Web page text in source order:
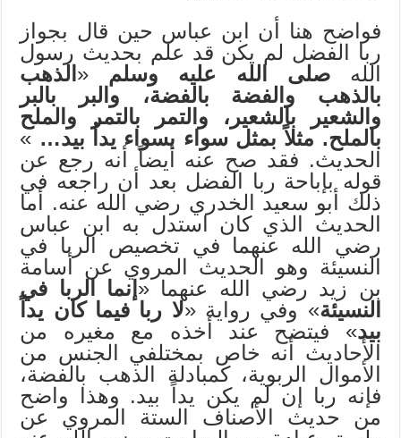
فواضح هنا أن ابن عباس حين قال بجواز
ربا الفضل لم يكن قد علم بحديث رسول
اللهصلى الله عليه وسلم « الذهب
بالذهب والفضة بالفضة، والبر بالبر
والشعير بالشعير، والتمر بالتمر والملح
بالملح. مثلاً بمثل سواء بسواء يداُ بيد… »
الحديث. فقد صح عنه أيضاً أنه رجع عن
قوله بإباحة ربا الفضل بعد أن راجعه في
ذلك أبو سعيد الخدري رضي الله عنه. أما
الحديث الذي كان استدل به ابن عباس
رضي الله عنهما في تخصيص الربا في
النسيئة وهو الحديث المروي عن أسامة
بن زيد رضي الله عنهما « إنما الربا في
النسيئة» وفي رواية «لا ربا فيما كان يداً
بيد» فيتضح عند أخذه مع مغيره من
الأحاديث أنه خاص بمختلفي الجنس من
الأموال الربوية، كمبادلة الذهب بالفضة،
فإنه ربا إن لم يكن يداً بيد. وهذا واضح
من حديث الأصناف الستة المروي عن